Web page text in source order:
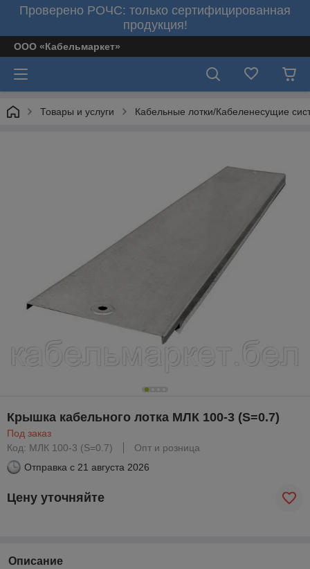
Проверено РОЧС: только сертифицированная
продукция!
ООО «Кабельмаркет»
Товары и услуги Кабельные лотки/Кабеленесущие
Крышка кабельного лотка МЛК 100-3 (S=0.7)
Под заказ
Код: МЛК 100-3 (S=0.7)
Опт и розница
Отправка с 21 августа 2026
Цену уточняйте
Описание